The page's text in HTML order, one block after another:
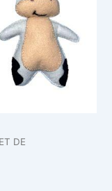
DE